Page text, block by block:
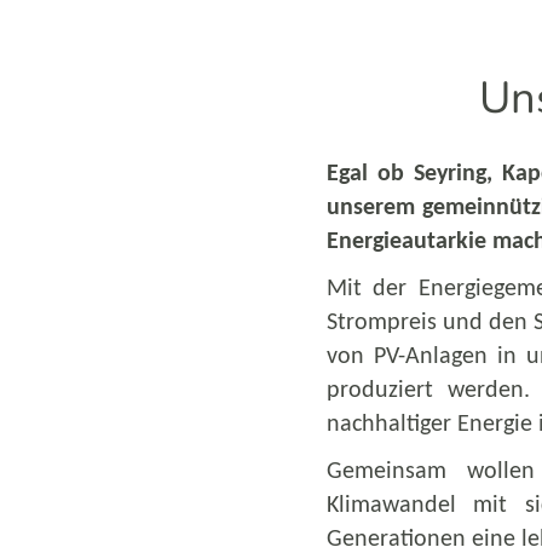
Egal ob Seyring,
unserem
Energieautarkie
Mit der
Strompreis und den
von PV-Anlagen in
produziert
nachhaltiger
Gemeinsam
Klimawandel mit
Generationen eine